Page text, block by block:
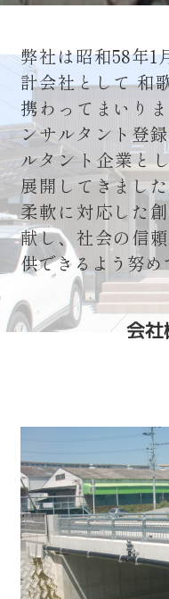
弊社は昭和58年1
計会社として和
携わってまいりま
ンサルタント登
ルタント企業と
展開してきまし
柔軟に対応した
献し、社会の信
供できるよう努め
会社